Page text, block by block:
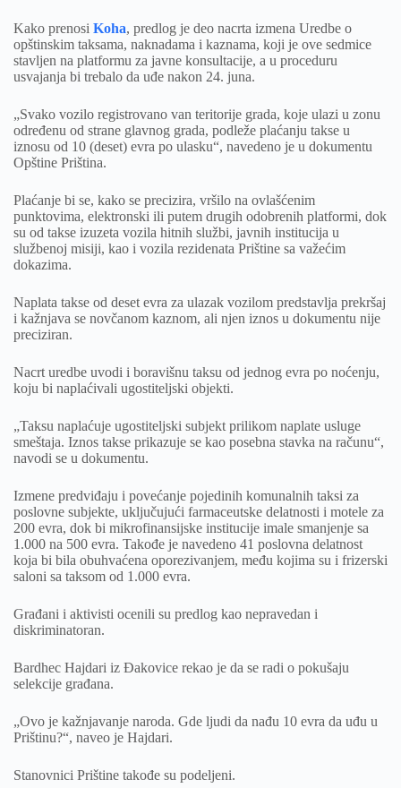
Kako prenosi Koha, predlog je deo nacrta izmena Uredbe o
opštinskim taksama, naknadama i kaznama, koji je ove sedmice
stavljen na platformu za javne konsultacije, a u proceduru
usvajanja bi trebalo da uđe nakon 24. juna.
„Svako vozilo registrovano van teritorije grada, koje ulazi u zonu
određenu od strane glavnog grada, podleže plaćanju takse u
iznosu od 10 (deset) evra po ulasku“, navedeno je u dokumentu
Opštine Priština.
Plaćanje bi se, kako se precizira, vršilo na ovlašćenim
punktovima, elektronski ili putem drugih odobrenih platformi, dok
su od takse izuzeta vozila hitnih službi, javnih institucija u
službenoj misiji, kao i vozila rezidenata Prištine sa važećim
dokazima.
Naplata takse od deset evra za ulazak vozilom predstavlja prekršaj
i kažnjava se novčanom kaznom, ali njen iznos u dokumentu nije
preciziran.
Nacrt uredbe uvodi i boravišnu taksu od jednog evra po noćenju,
koju bi naplaćivali ugostiteljski objekti.
„Taksu naplaćuje ugostiteljski subjekt prilikom naplate usluge
smeštaja. Iznos takse prikazuje se kao posebna stavka na računu“,
navodi se u dokumentu.
Izmene predviđaju i povećanje pojedinih komunalnih taksi za
poslovne subjekte, uključujući farmaceutske delatnosti i motele za
200 evra, dok bi mikrofinansijske institucije imale smanjenje sa
1.000 na 500 evra. Takođe je navedeno 41 poslovna delatnost
koja bi bila obuhvaćena oporezivanjem, među kojima su i frizerski
saloni sa taksom od 1.000 evra.
Građani i aktivisti ocenili su predlog kao nepravedan i
diskriminatoran.
Bardhec Hajdari iz Đakovice rekao je da se radi o pokušaju
selekcije građana.
„Ovo je kažnjavanje naroda. Gde ljudi da nađu 10 evra da uđu u
Prištinu?“, naveo je Hajdari.
Stanovnici Prištine takođe su podeljeni.